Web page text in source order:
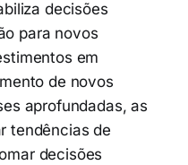
decisões
para novos
em
de novos
aprofundadas, as
tendências de
decisões